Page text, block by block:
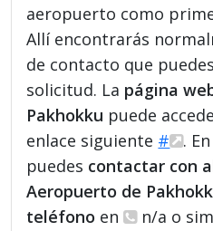
aeropuerto como
Allí encontrarás
de contacto que
solicitud. La página
Pakhokku puede
enlace siguiente #
.
puedes contactar con
Aeropuerto de
teléfono en n/a o